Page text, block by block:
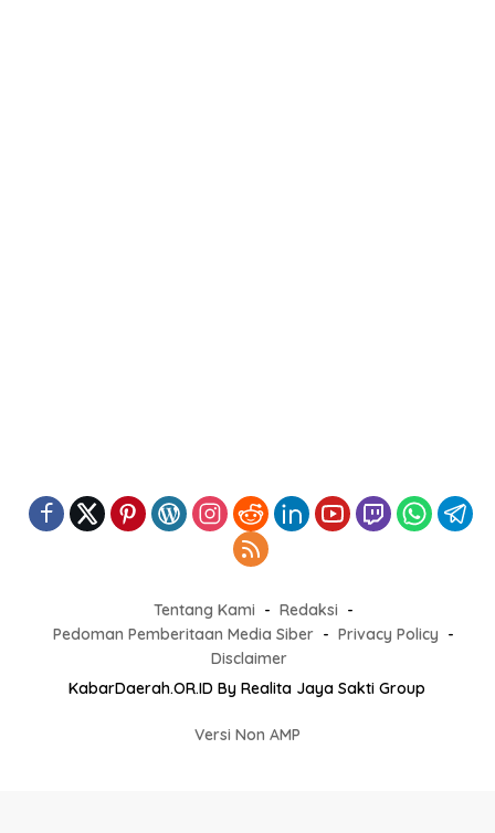
Tentang Kami
Redaksi
Pedoman Pemberitaan Media Siber
Privacy Policy
Disclaimer
KabarDaerah.OR.ID By Realita Jaya Sakti Group
Versi Non AMP